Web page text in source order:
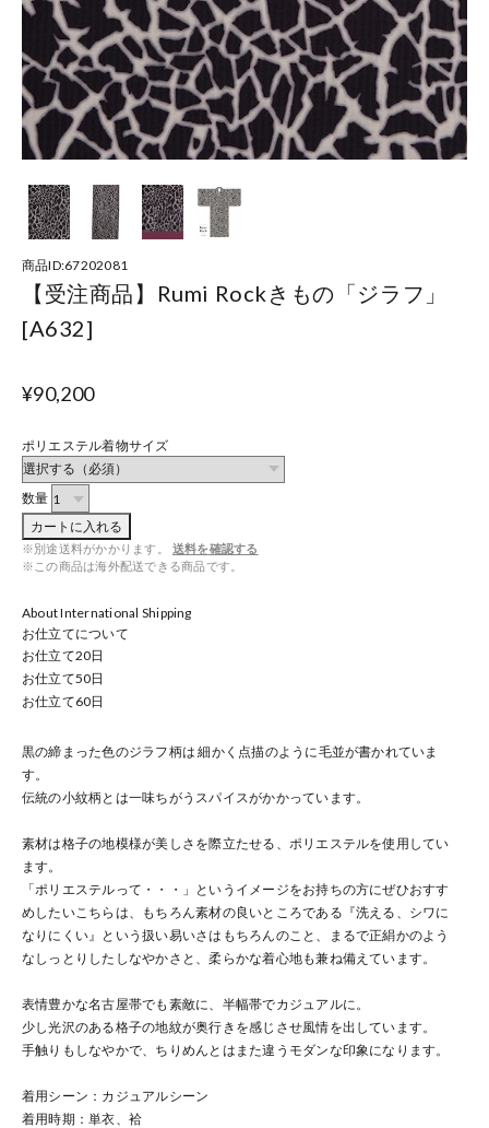
商品ID:67202081
【受注商品】Rumi Rockきもの「ジラフ」
[A632]
¥90,200
ポリエステル着物サイズ
数量
カートに入れる
※別途送料がかかります。
送料を確認する
※この商品は海外配送できる商品です。
About International Shipping
お仕立てについて
お仕立て20日
お仕立て50日
お仕立て60日
黒の締まった色のジラフ柄は 細かく点描のように毛並が書かれていま
す。
伝統の小紋柄とは一味ちがうスパイスがかかっています。
素材は格子の地模様が美しさを際立たせる、ポリエステルを使用してい
ます。
「ポリエステルって・・・」というイメージをお持ちの方にぜひおすす
めしたいこちらは、もちろん素材の良いところである『洗える、シワに
なりにくい』という扱い易いさはもちろんのこと、まるで正絹かのよう
なしっとりしたしなやかさと、柔らかな着心地も兼ね備えています。
表情豊かな名古屋帯でも素敵に、半幅帯でカジュアルに。
少し光沢のある格子の地紋が奥行きを感じさせ風情を出しています。
手触りもしなやかで、ちりめんとはまた違うモダンな印象になります。
着用シーン：カジュアルシーン
着用時期：単衣、袷